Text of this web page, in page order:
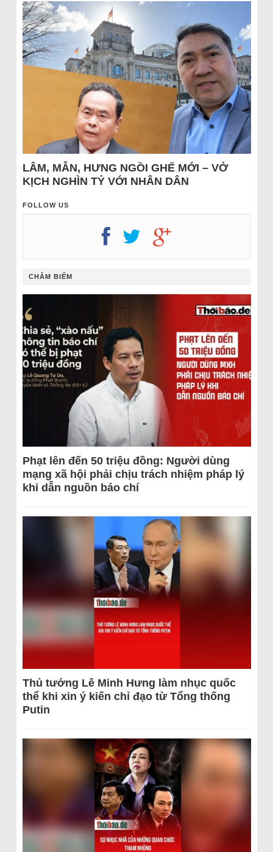
LÂM, MẪN, HƯNG NGỒI GHẾ MỚI – VỞ
KỊCH NGHÌN TỶ VỚI NHÂN DÂN
FOLLOW US
CHÂM BIẾM
Phạt lên đến 50 triệu đồng: Người dùng
mạng xã hội phải chịu trách nhiệm pháp lý
khi dẫn nguồn báo chí
Thủ tướng Lê Minh Hưng làm nhục quốc
thể khi xin ý kiến chỉ đạo từ Tổng thống
Putin